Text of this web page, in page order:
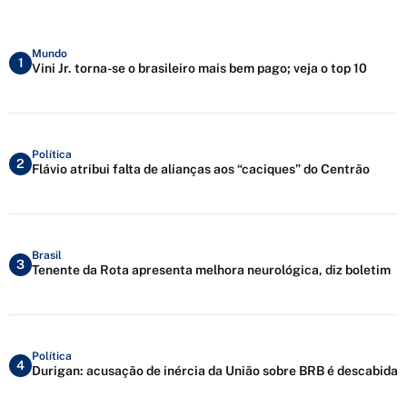
1
Mundo
Vini Jr. torna-se o brasileiro mais bem pago; veja o top 10
2
Política
Flávio atribui falta de alianças aos “caciques” do Centrão
3
Brasil
Tenente da Rota apresenta melhora neurológica, diz boletim
4
Política
Durigan: acusação de inércia da União sobre BRB é descabida